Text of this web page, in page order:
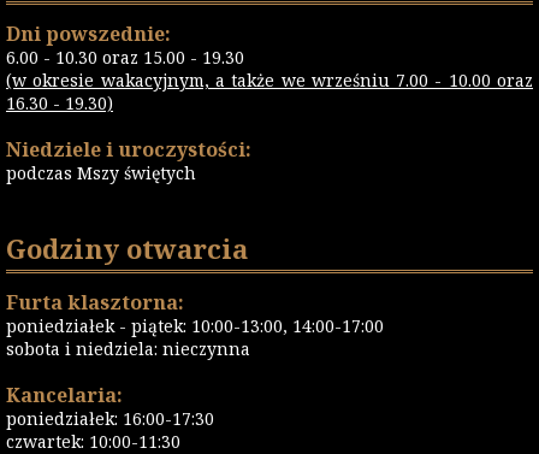
Dni powszednie:
6.00 - 10.30 oraz 15.00 - 19.30
(w okresie wakacyjnym, a także we wrześniu 7.00 - 10.00 oraz
16.30 - 19.30)
Niedziele i uroczystości:
podczas Mszy świętych
Godziny otwarcia
Furta klasztorna:
poniedziałek - piątek: 10:00-13:00, 14:00-17:00
sobota i niedziela: nieczynna
Kancelaria:
poniedziałek: 16:00-17:30
czwartek: 10:00-11:30